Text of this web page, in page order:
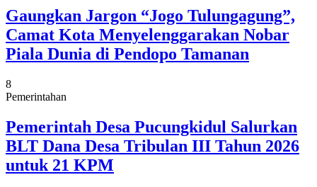
Gaungkan Jargon “Jogo Tulungagung”,
Camat Kota Menyelenggarakan Nobar
Piala Dunia di Pendopo Tamanan
8
Pemerintahan
Pemerintah Desa Pucungkidul Salurkan
BLT Dana Desa Tribulan III Tahun 2026
untuk 21 KPM